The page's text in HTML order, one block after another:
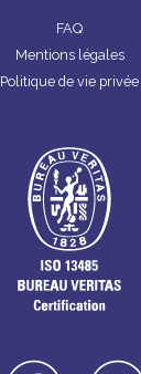
FAQ
Mentions légales
Politique de vie privée
facebook youtube